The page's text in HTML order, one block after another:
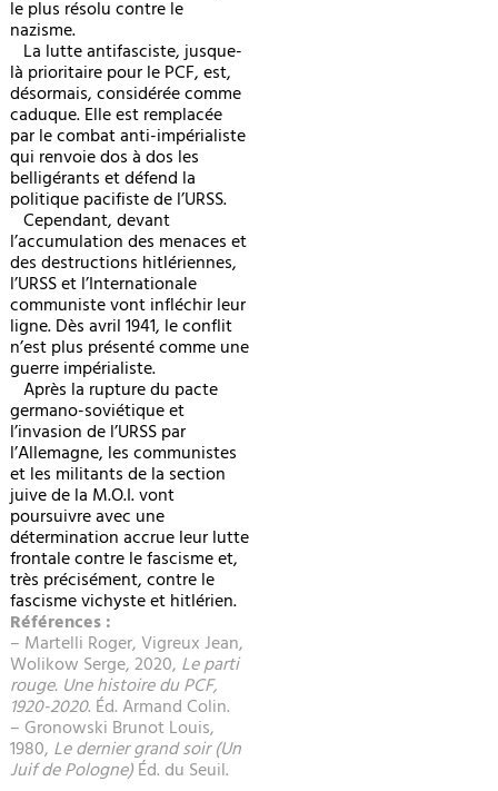
le plus résolu contre le
nazisme.
La lutte antifasciste, jusque-
là prioritaire pour le PCF, est,
désormais, considérée comme
caduque. Elle est remplacée
par le combat anti-impérialiste
qui renvoie dos à dos les
belligérants et défend la
politique pacifiste de l’URSS.
Cependant, devant
l’accumulation des menaces et
des destructions hitlériennes,
l’URSS et l’Internationale
communiste vont infléchir leur
ligne. Dès avril 1941, le conflit
n’est plus présenté comme une
guerre impérialiste.
Après la rupture du pacte
germano-soviétique et
l’invasion de l’URSS par
l’Allemagne, les communistes
et les militants de la section
juive de la M.O.I. vont
poursuivre avec une
détermination accrue leur lutte
frontale contre le fascisme et,
très précisément, contre le
fascisme vichyste et hitlérien.
Références :
– Martelli Roger, Vigreux Jean,
Wolikow Serge, 2020, Le parti
rouge. Une histoire du PCF,
1920-2020. Éd. Armand Colin.
– Gronowski Brunot Louis,
1980, Le dernier grand soir (Un
Juif de Pologne)Éd. du Seuil.